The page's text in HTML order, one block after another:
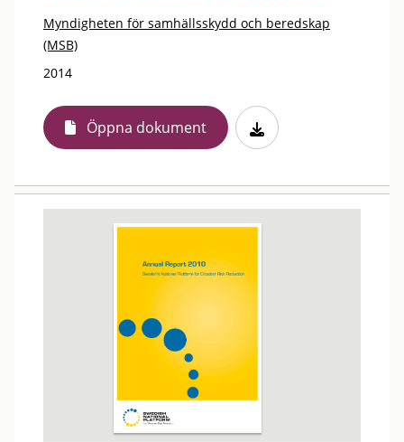
Myndigheten för samhällsskydd och beredskap
(MSB)
2014
Öppna dokument